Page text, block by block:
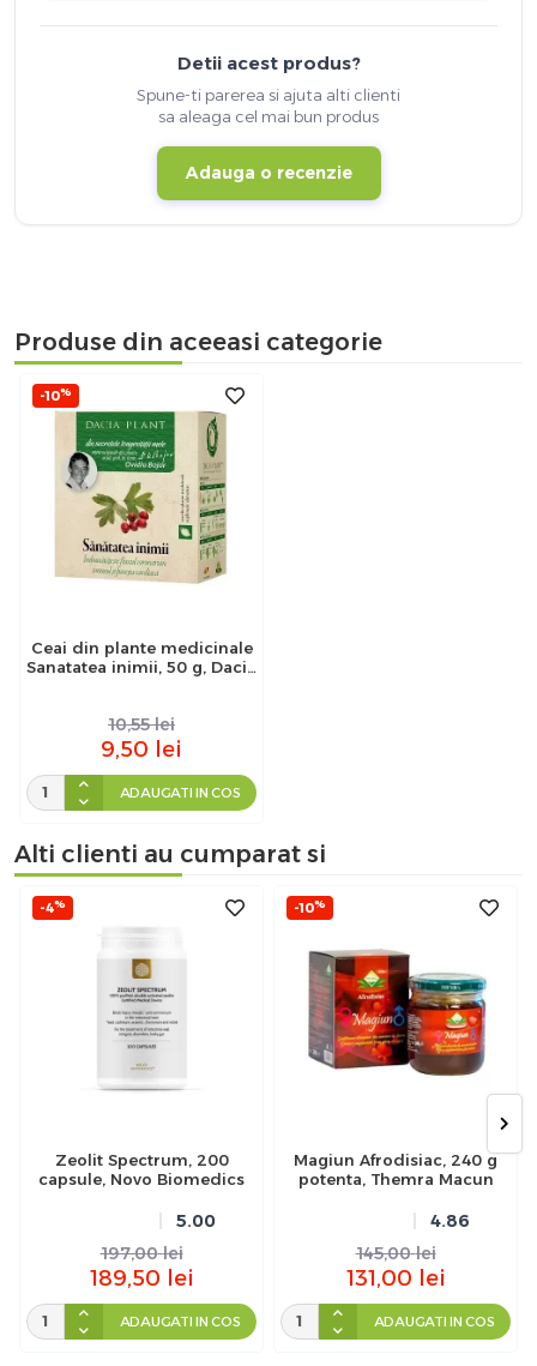
Detii acest produs?
Spune-ti parerea si ajuta alti clienti
sa aleaga cel mai bun produs
Adauga o recenzie
Produse din aceeasi categorie
-10%
Ceai din plante medicinale
Sanatatea inimii, 50 g, Dacia
10,55 lei
9,50 lei
ADAUGATI IN COS
Alti clienti au cumparat si
-4%
Zeolit Spectrum, 200
capsule, Novo Biomedics
5.00
197,00 lei
189,50 lei
ADAUGATI IN COS
-10%
Magiun Afrodisiac, 240 g
potenta, Themra Macun
4.86
145,00 lei
131,00 lei
ADAUGATI IN COS